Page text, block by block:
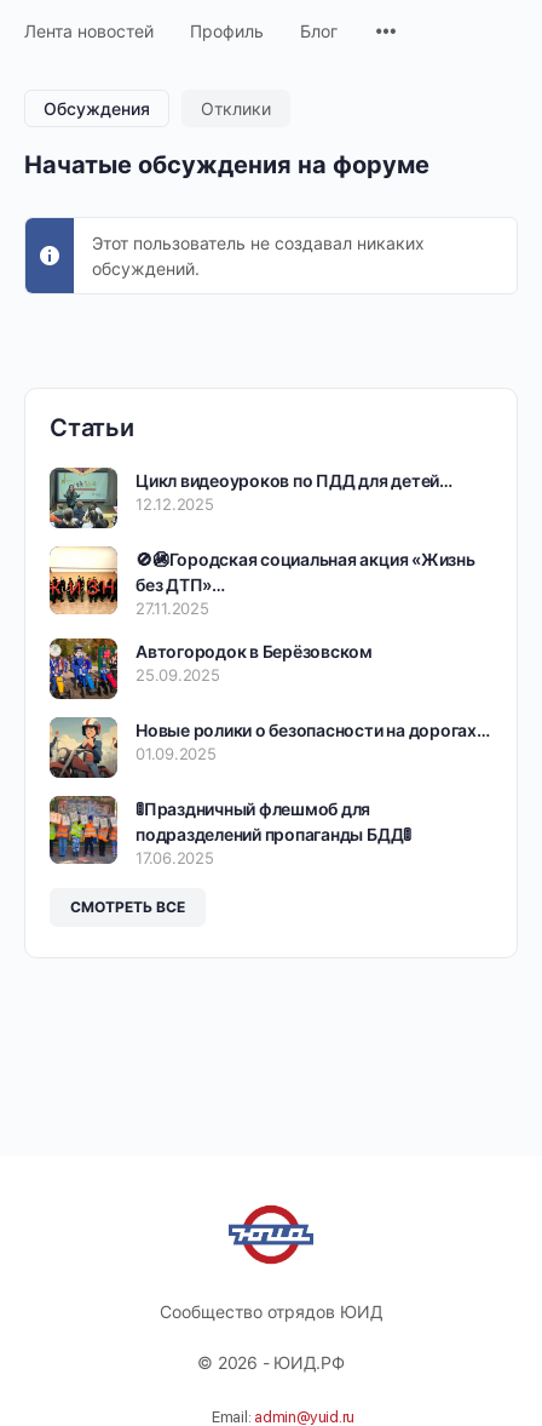
Лента новостей Профиль Блог
Обсуждения Отклики
Начатые обсуждения на форуме
Этот пользователь не создавал никаких
обсуждений.
Статьи
Цикл видеоуроков по ПДД для детей…
12.12.2025
🚫🚳Городская социальная акция «Жизнь
без ДТП»…
27.11.2025
Автогородок в Берёзовском
25.09.2025
Новые ролики о безопасности на дорогах…
01.09.2025
🚦Праздничный флешмоб для
подразделений пропаганды БДД🚦
17.06.2025
СМОТРЕТЬ ВСЕ
Сообщество отрядов ЮИД
© 2026 - ЮИД.РФ
Email: admin@yuid.ru